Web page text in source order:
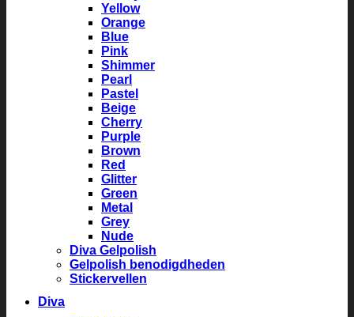
Yellow
Orange
Blue
Pink
Shimmer
Pearl
Pastel
Beige
Cherry
Purple
Brown
Red
Glitter
Green
Metal
Grey
Nude
Diva Gelpolish
Gelpolish benodigdheden
Stickervellen
Diva